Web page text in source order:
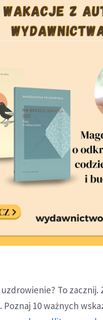
uzdrowienie? To
10 ważnych